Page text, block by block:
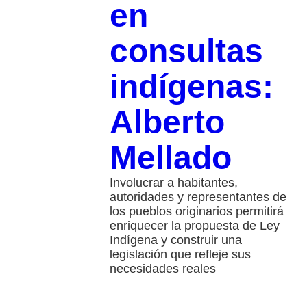
en
consultas
indígenas:
Alberto
Mellado
Involucrar a habitantes,
autoridades y representantes de
los pueblos originarios permitirá
enriquecer la propuesta de Ley
Indígena y construir una
legislación que refleje sus
necesidades reales